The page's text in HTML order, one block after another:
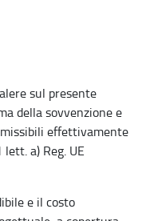
sul presente
della sovvenzione e
effettivamente
a) Reg. UE
e il costo